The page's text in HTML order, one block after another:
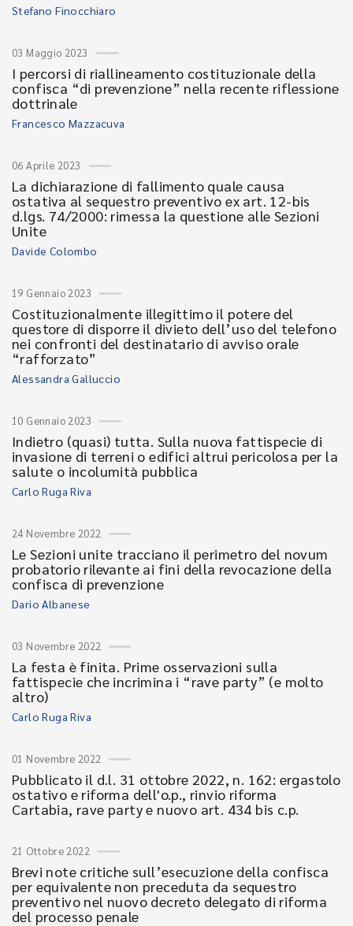
Stefano Finocchiaro
03 Maggio 2023
I percorsi di riallineamento costituzionale della
confisca “di prevenzione” nella recente riflessione
dottrinale
Francesco Mazzacuva
06 Aprile 2023
La dichiarazione di fallimento quale causa
ostativa al sequestro preventivo ex art. 12-bis
d.lgs. 74/2000: rimessa la questione alle Sezioni
Unite
Davide Colombo
19 Gennaio 2023
Costituzionalmente illegittimo il potere del
questore di disporre il divieto dell’uso del telefono
nei confronti del destinatario di avviso orale
“rafforzato”
Alessandra Galluccio
10 Gennaio 2023
Indietro (quasi) tutta. Sulla nuova fattispecie di
invasione di terreni o edifici altrui pericolosa per la
salute o incolumità pubblica
Carlo Ruga Riva
24 Novembre 2022
Le Sezioni unite tracciano il perimetro del novum
probatorio rilevante ai fini della revocazione della
confisca di prevenzione
Dario Albanese
03 Novembre 2022
La festa è finita. Prime osservazioni sulla
fattispecie che incrimina i “rave party” (e molto
altro)
Carlo Ruga Riva
01 Novembre 2022
Pubblicato il d.l. 31 ottobre 2022, n. 162: ergastolo
ostativo e riforma dell'o.p., rinvio riforma
Cartabia, rave party e nuovo art. 434 bis c.p.
21 Ottobre 2022
Brevi note critiche sull’esecuzione della confisca
per equivalente non preceduta da sequestro
preventivo nel nuovo decreto delegato di riforma
del processo penale